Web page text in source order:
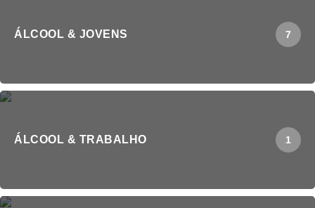
ÁLCOOL & JOVENS 7
ÁLCOOL & TRABALHO 1